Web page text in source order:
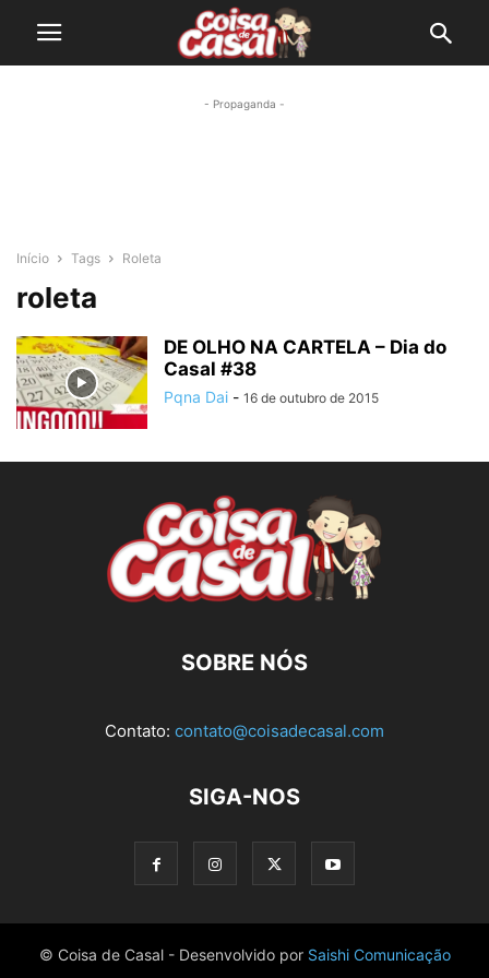
- Propaganda -
Início Tags Roleta
roleta
DE OLHO NA CARTELA – Dia do
Casal #38
Pqna Dai - 16 de outubro de 2015
SOBRE NÓS
Contato: contato@coisadecasal.com
SIGA-NOS
© Coisa de Casal - Desenvolvido por Saishi Comunicação